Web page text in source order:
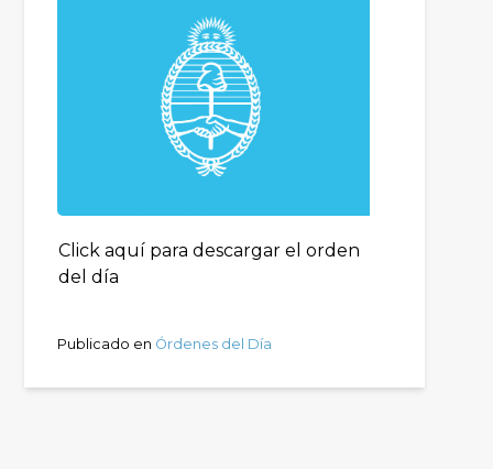
Click aquí para descargar el orden
del día
Publicado en Órdenes del Día